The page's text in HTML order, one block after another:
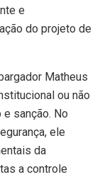
e
do projeto de
Matheus
ou não
sanção. No
ele
da
a controle